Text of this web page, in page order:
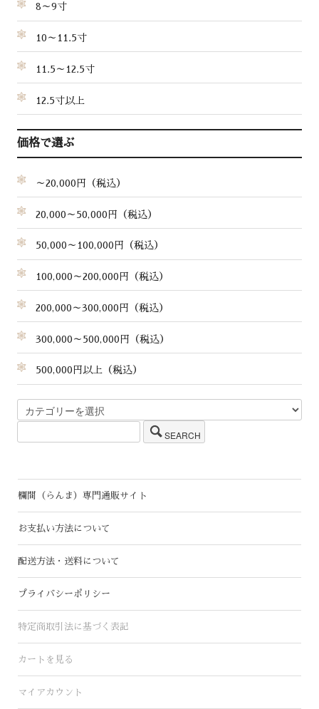
8～9寸
10～11.5寸
11.5～12.5寸
12.5寸以上
価格で選ぶ
～20,000円（税込）
20,000～50,000円（税込）
50,000～100,000円（税込）
100,000～200,000円（税込）
200,000～300,000円（税込）
300,000～500,000円（税込）
500,000円以上（税込）
SEARCH
欄間（らんま）専門通販サイト
お支払い方法について
配送方法・送料について
プライバシーポリシー
特定商取引法に基づく表記
カートを見る
マイアカウント